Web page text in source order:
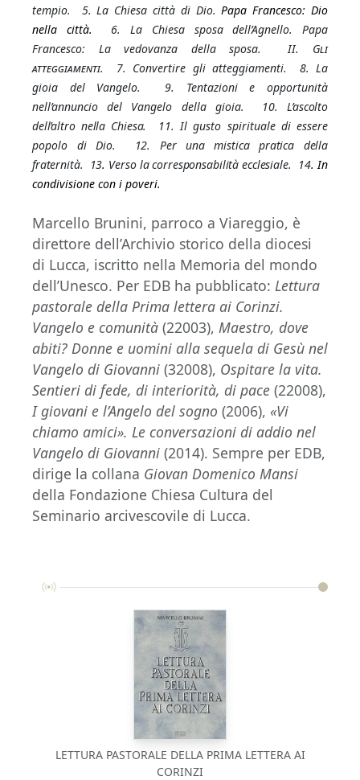
tempio.
5. La Chiesa città di Dio. Papa Francesco: Dio
nella città. 6. La Chiesa sposa dell’Agnello. Papa
Francesco: La vedovanza della sposa.
II. Gli
atteggiamenti.
7. Convertire gli atteggiamenti. 8. La
gioia del Vangelo. 9. Tentazioni e opportunità
nell’annuncio del Vangelo della gioia.
10.L’ascolto
dell’altro nella Chiesa.
11. Il gusto spirituale di essere
popolo di Dio.
12.Per una mistica pratica della
fraternità. 13. Verso la corresponsabilità ecclesiale. 14. In
condivisione con i poveri.
Marcello Brunini, parroco a Viareggio, è
direttore dell’Archivio storico della diocesi
di Lucca, iscritto nella Memoria del mondo
dell’Unesco. Per EDB ha pubblicato: Lettura
pastorale della Prima lettera ai Corinzi.
Vangelo e comunità (22003), Maestro, dove
abiti? Donne e uomini alla sequela di Gesù nel
Vangelo di Giovanni (32008), Ospitare la vita.
Sentieri di fede, di interiorità, di pace (22008),
I giovani e l’Angelo del sogno (2006), «Vi
chiamo amici». Le conversazioni di addio nel
Vangelo di Giovanni (2014). Sempre per EDB,
dirige la collana Giovan Domenico Mansi
della Fondazione Chiesa Cultura del
Seminario arcivescovile di Lucca.
LETTURA PASTORALE DELLA PRIMA LETTERA AI
CORINZI